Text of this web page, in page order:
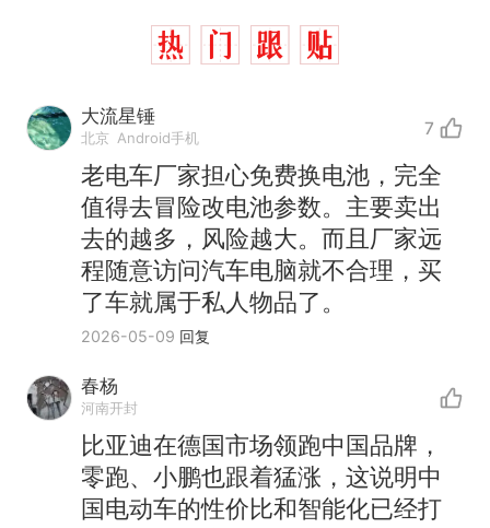
大流星锤
北京 Android手机 7
老电车厂家担心免费换电池，完全
值得去冒险改电池参数。主要卖出
去的越多，风险越大。而且厂家远
程随意访问汽车电脑就不合理，买
了车就属于私人物品了。
2026-05-09 回复
春杨
河南开封
比亚迪在德国市场领跑中国品牌，
零跑、小鹏也跟着猛涨，这说明中
国电动车的性价比和智能化已经打